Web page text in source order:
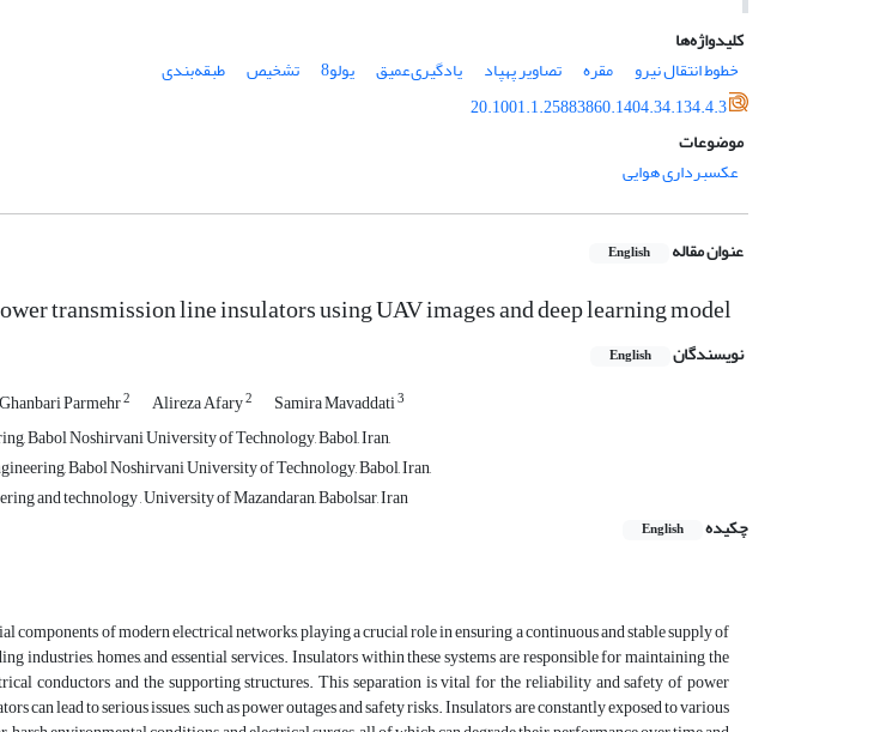
کلیدواژه‌ها
خطوط انتقال نیرو
مقره تصاویر پهپاد یادگیری‌عمیق یولو8 تشخیص
طبقه‌بندی
20.1001.1.25883860.1404.34.134.4.3
موضوعات
عکسبرداری هوایی
عنوان مقاله English
transmission line insulators using UAV images and deep learning model
نویسندگان English
Parmehr2 Alireza Afary2 Samira Mavaddati3
Babol Noshirvani University of Technology, Babol, Iran,
Babol Noshirvani University of Technology, Babol, Iran,
and technology , University of Mazandaran, Babolsar, Iran
چکیده
English
components of modern electrical networks, playing a crucial role in ensuring a continuous and stable supply of
industries, homes, and essential services. Insulators within these systems are responsible for maintaining the
conductors and the supporting structures. This separation is vital for the reliability and safety of power
can lead to serious issues, such as power outages and safety risks. Insulators are constantly exposed to various